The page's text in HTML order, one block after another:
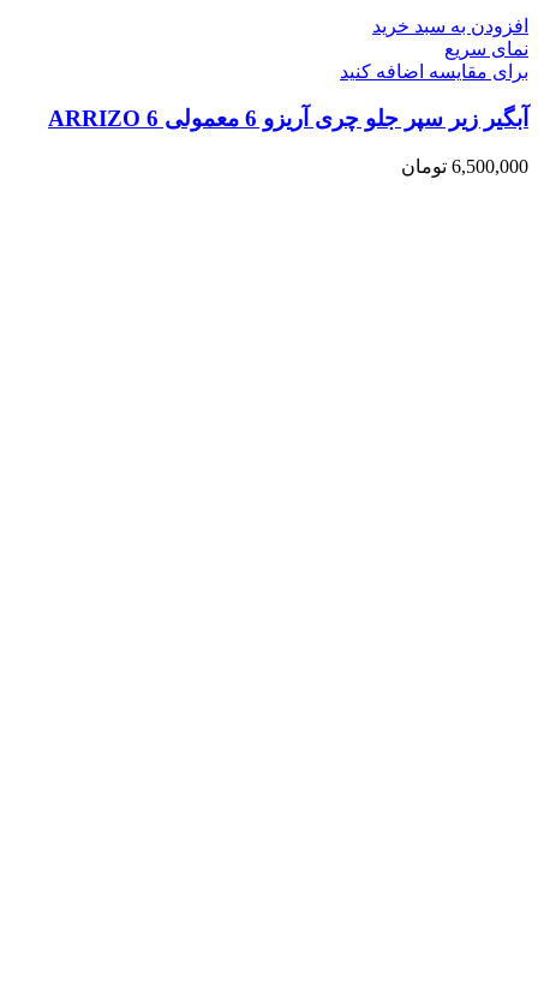
افزودن به سبد خرید
نمای سریع
برای مقایسه اضافه کنید
آبگیر زیر سپر جلو چری آریزو 6 معمولی ARRIZO 6
6,500,000 تومان